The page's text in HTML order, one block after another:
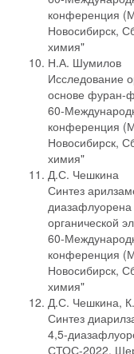
конференция
Новосибирск,
химия"
Н.А. Шумилов
Исследование
основе фуран-
60-
конференция
Новосибирск,
химия"
Д.С. Чешкина
Синтез
диазафлуорена
органической
60-
конференция
Новосибирск,
химия"
Д.С. Чешкина,
Синтез
4,5-
СТОС-2022,